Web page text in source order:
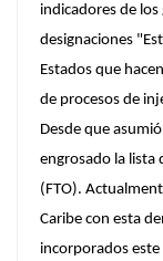
indicadores de
designaciones
Estados que
de procesos de
Desde que
engrosado la lista
(FTO).
Caribe con esta
incorporados este